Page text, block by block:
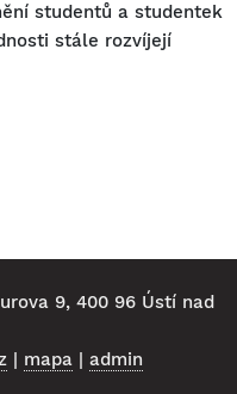
studentů a studentek
stále rozvíjejí
9, 400 96 Ústí nad
| mapa | admin